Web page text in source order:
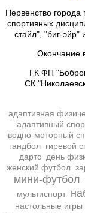
Первенство города
спортивных
стайл", "биг-
Окончание
ГК ФП
СК
адаптивная
адаптивный
водно-моторный
гандбол гиревой
дартс день
женский футбол
мини-футбол
мультиспорт
настольные игры